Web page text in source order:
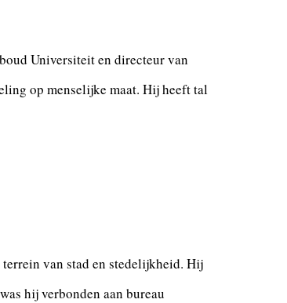
Universiteit en directeur van
op menselijke maat. Hij heeft tal
van stad en stedelijkheid. Hij
hij verbonden aan bureau